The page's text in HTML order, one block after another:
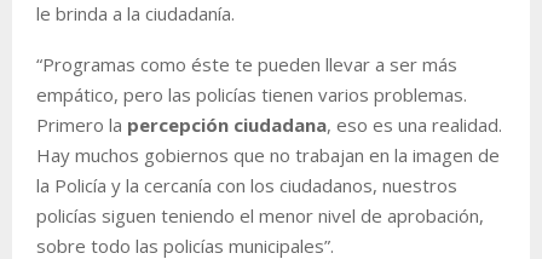
le brinda a la ciudadanía.
“Programas como éste te pueden llevar a ser más
empático, pero las policías tienen varios problemas.
Primero la percepción ciudadana, eso es una realidad.
Hay muchos gobiernos que no trabajan en la imagen de
la Policía y la cercanía con los ciudadanos, nuestros
policías siguen teniendo el menor nivel de aprobación,
sobre todo las policías municipales”.